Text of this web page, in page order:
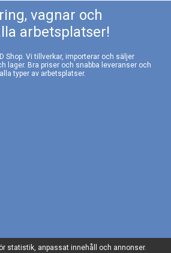
vagnar och
arbetsplatser!
Shop. Vi tillverkar, importerar och säljer
lager. Bra priser och snabba leveranser och
typer av arbetsplatser.
statistik, anpassat innehåll och annonser.